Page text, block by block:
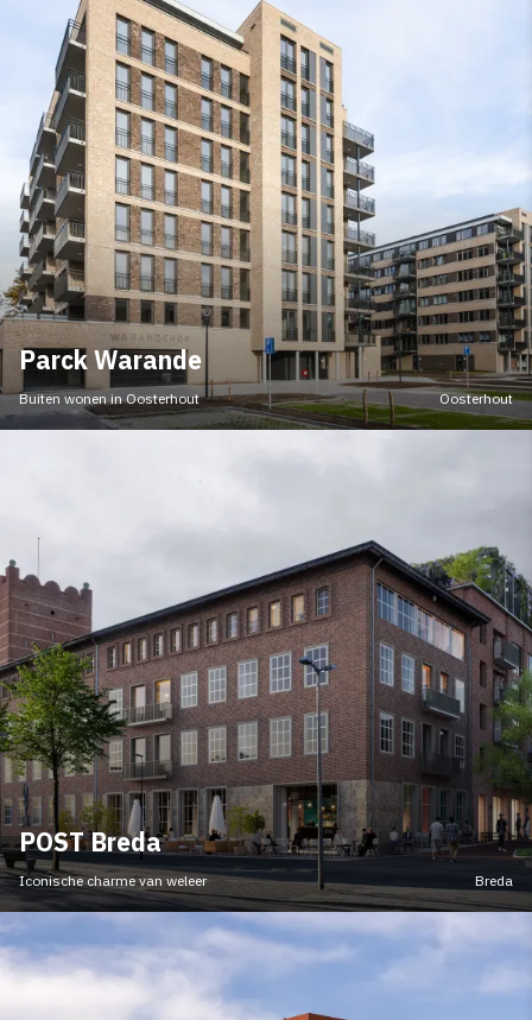
Parck Warande
Buiten wonen in Oosterhout Oosterhout
POST Breda
Iconische charme van weleer Breda